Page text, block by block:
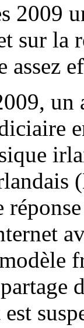
2009
sur la
assez
un